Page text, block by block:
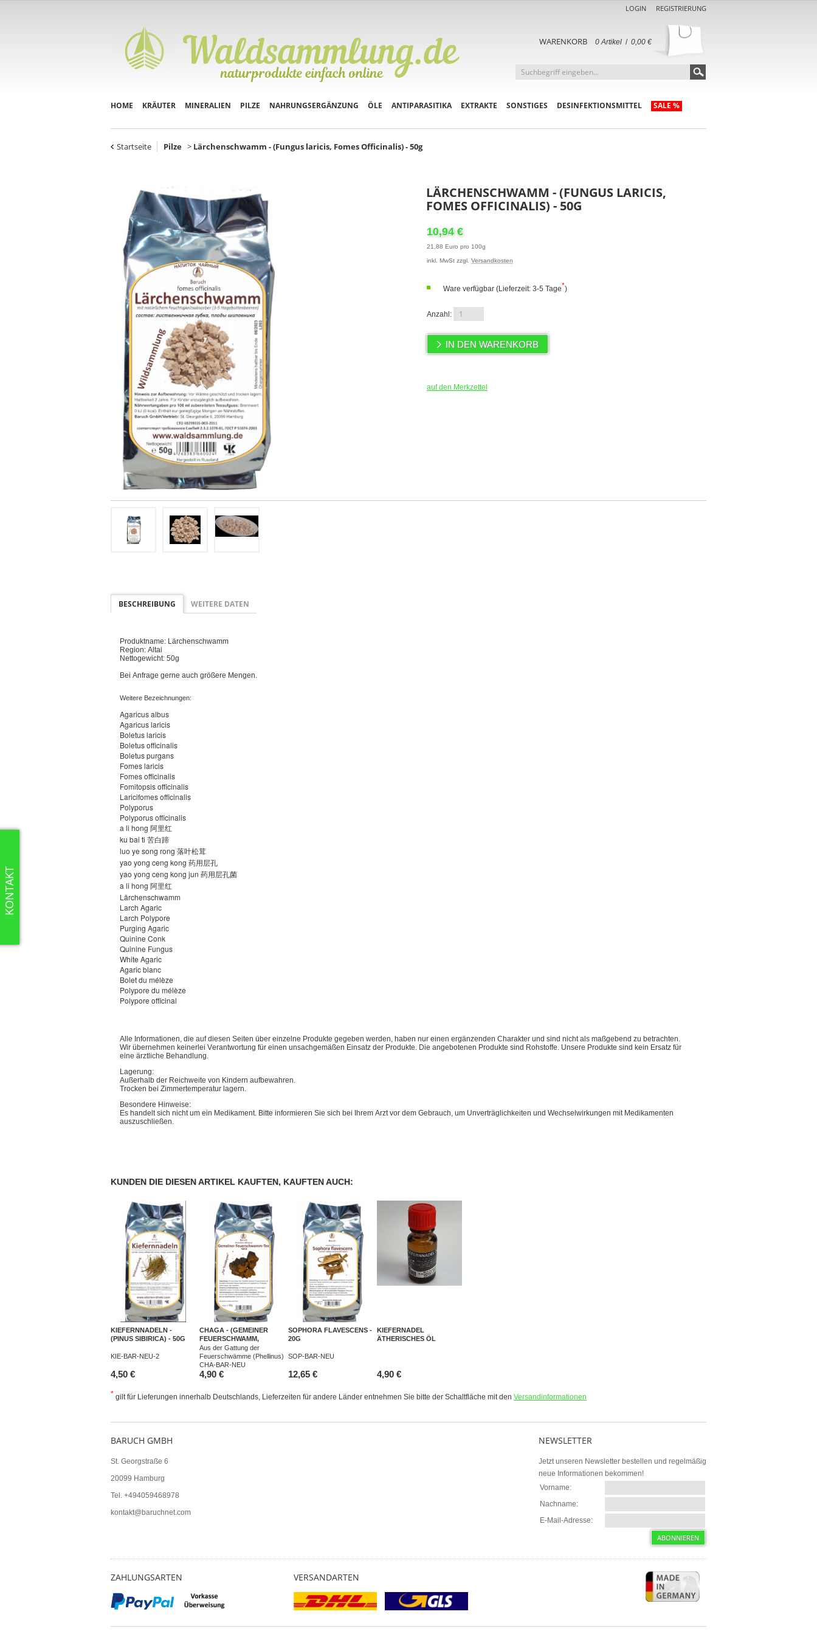
LOGIN REGISTRIERUNG
WARENKORB 0 Artikel / 0,00 €
HOME KRÄUTER MINERALIEN PILZE NAHRUNGSERGÄNZUNG ÖLE ANTIPARASITIKA EXTRAKTE SONSTIGES DESINFEKTIONSMITTEL SALE %
Startseite Pilze > Lärchenschwamm - (Fungus laricis, Fomes Officinalis) - 50g
LÄRCHENSCHWAMM - (FUNGUS LARICIS,
FOMES OFFICINALIS) - 50G
10,94 €
21,88 Euro pro 100g
inkl. MwSt zzgl. Versandkosten
Ware verfügbar (Lieferzeit: 3-5 Tage*)
Anzahl:
auf den Merkzettel
BESCHREIBUNG WEITERE DATEN
Produktname: Lärchenschwamm
Region: Altai
Nettogewicht: 50g
Bei Anfrage gerne auch größere Mengen.
Weitere Bezeichnungen:
Agaricus albus
Agaricus laricis
Boletus laricis
Boletus officinalis
Boletus purgans
Fomes laricis
Fomes officinalis
Fomitopsis officinalis
Laricifomes officinalis
Polyporus
Polyporus officinalis
a li hong 阿里红
ku bai ti 苦白蹄
luo ye song rong 落叶松茸
yao yong ceng kong 药用层孔
yao yong ceng kong jun 药用层孔菌
a li hong 阿里红
Lärchenschwamm
Larch Agaric
Larch Polypore
Purging Agaric
Quinine Conk
Quinine Fungus
White Agaric
Agaric blanc
Bolet du mélèze
Polypore du mélèze
Polypore officinal
Alle Informationen, die auf diesen Seiten über einzelne Produkte gegeben werden, haben nur einen ergänzenden Charakter und sind nicht als maßgebend zu betrachten.
Wir übernehmen keinerlei Verantwortung für einen unsachgemäßen Einsatz der Produkte. Die angebotenen Produkte sind Rohstoffe. Unsere Produkte sind kein Ersatz für
eine ärztliche Behandlung.
Lagerung:
Außerhalb der Reichweite von Kindern aufbewahren.
Trocken bei Zimmertemperatur lagern.
Besondere Hinweise:
Es handelt sich nicht um ein Medikament. Bitte informieren Sie sich bei Ihrem Arzt vor dem Gebrauch, um Unverträglichkeiten und Wechselwirkungen mit Medikamenten
auszuschließen.
KUNDEN DIE DIESEN ARTIKEL KAUFTEN, KAUFTEN AUCH:
KIEFERNNADELN -
(PINUS SIBIRICA) - 50G
KIE-BAR-NEU-2
4,50 €
CHAGA - (GEMEINER
FEUERSCHWAMM,
PHELLINUS IGNIARIUS) -
50G
Aus der Gattung der
Feuerschwämme (Phellinus)
CHA-BAR-NEU
4,90 €
SOPHORA FLAVESCENS -
20G
SOP-BAR-NEU
12,65 €
KIEFERNADEL
ÄTHERISCHES ÖL
4,90 €
* gilt für Lieferungen innerhalb Deutschlands, Lieferzeiten für andere Länder entnehmen Sie bitte der Schaltfläche mit den Versandinformationen
BARUCH GMBH
St. Georgstraße 6
20099 Hamburg
Tel. +494059468978
kontakt@baruchnet.com
NEWSLETTER
Jetzt unseren Newsletter bestellen und regelmäßig
neue Informationen bekommen!
Vorname:
Nachname:
E-Mail-Adresse:
ZAHLUNGSARTEN VERSANDARTEN
KONTAKT